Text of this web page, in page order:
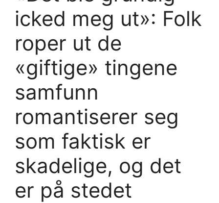
icked meg ut»: Folk
roper ut de
«giftige» tingene
samfunn
romantiserer seg
som faktisk er
skadelige, og det
er på stedet